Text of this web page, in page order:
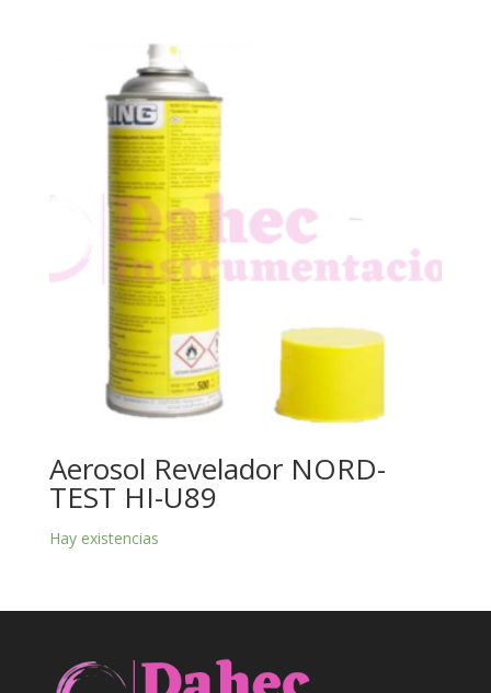
Aerosol Revelador NORD-
TEST HI-U89
Hay existencias